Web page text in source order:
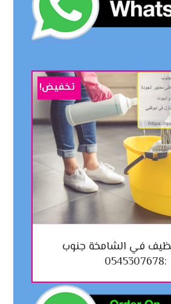
في الشامخة جنوب
:0545307678
تخفيض!